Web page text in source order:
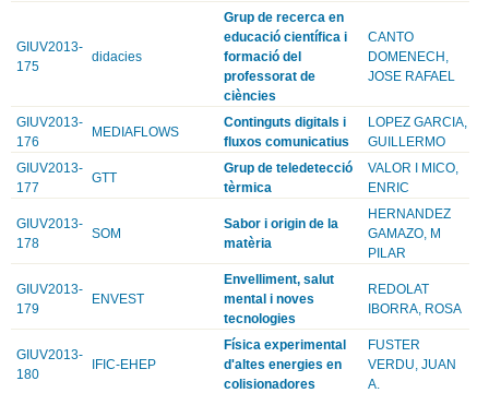
GIUV2013-
175
didacies
Grup de recerca en
educació científica i
formació del
professorat de
ciències
CANTO
DOMENECH,
JOSE RAFAEL
GIUV2013-
176
MEDIAFLOWS
Continguts digitals i
fluxos comunicatius
LOPEZ GARCIA,
GUILLERMO
GIUV2013-
177
GTT
Grup de teledetecció
tèrmica
VALOR I MICO,
ENRIC
GIUV2013-
178
SOM
Sabor i origin de la
matèria
HERNANDEZ
GAMAZO, M
PILAR
GIUV2013-
179
ENVEST
Envelliment, salut
mental i noves
tecnologies
REDOLAT
IBORRA, ROSA
GIUV2013-
180
IFIC-EHEP
Física experimental
d'altes energies en
colisionadores
FUSTER
VERDU, JUAN
A.